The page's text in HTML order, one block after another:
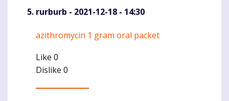
rurburb - 2021-12-18 - 14:30
Komentaras
azithromycin 1 gram oral packet
Like 0
Dislike 0